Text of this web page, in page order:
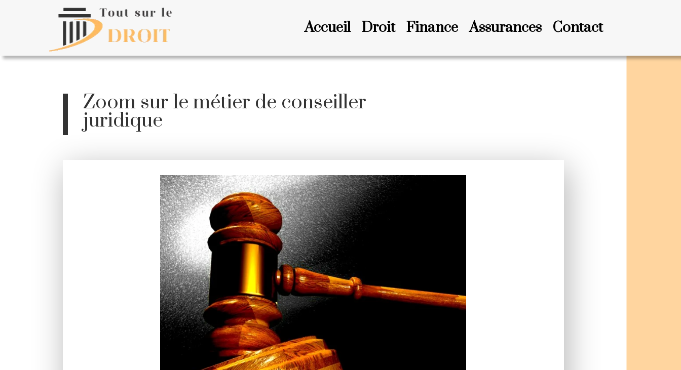
Accueil Droit Finance Assurances Contact
Zoom sur le métier de conseiller
juridique